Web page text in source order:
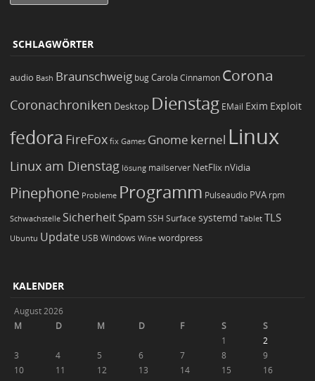
SCHLAGWÖRTER
audio Bash Braunschweig bugCarola Cinnamon Corona
Coronachroniken Desktop Dienstag EMail Exim Exploit
fedora FireFox fix Games Gnome kernel Linux
Linux am Dienstag lösung mailserver NetFlix nVidia
Pinephone Probleme Programm Pulseaudio PVA rpm
Schwachstelle Sicherheit Spam SSH Surface systemd Tablet TLS
Ubuntu Update USB Windows Wine wordpress
KALENDER
August 2026
M
D M D F S
S
1
2
3
4 5 6 7 8
9
10
11 12 13 14 15
16